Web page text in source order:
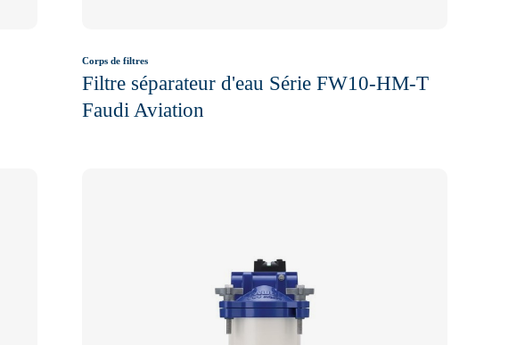
Corps de filtres
Filtre séparateur d'eau Série FW10-HM-T
Faudi Aviation